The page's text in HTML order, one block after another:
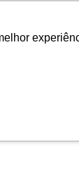
Para